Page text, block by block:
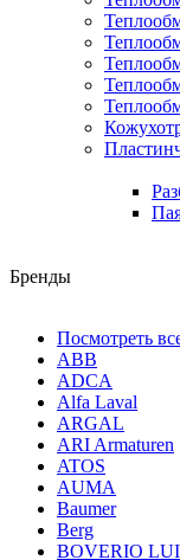
Бренды
Посмотреть
ABB
ADCA
Alfa Laval
ARGAL
ARI Armaturen
ATOS
AUMA
Baumer
Berg
BOVERIO